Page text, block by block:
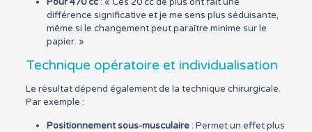
différence significative et je me sens plus séduisante,
même si le changement peut paraître minime sur le
papier. »
Technique opératoire et individualisation
Le résultat dépend également de la technique chirurgicale.
Par exemple :
Positionnement sous-musculaire: Permet un effet plus